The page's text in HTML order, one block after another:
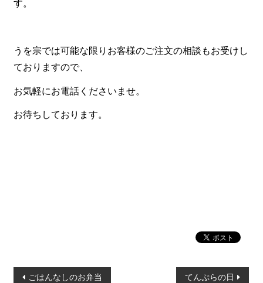
す。
うを宗では可能な限りお客様のご注文の相談もお受けし
ておりますので、
お気軽にお電話くださいませ。
お待ちしております。
投 ごはんなしのお弁当 てんぷらの日